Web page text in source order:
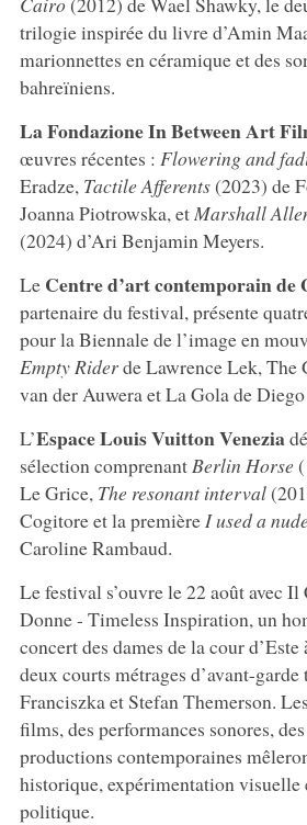
trilogie inspirée du livre d’Amin
marionnettes en céramique et des
bahreïniens.
La Fondazione In Between Art
œuvres récentes : Flowering and
Eradze, Tactile Afferents(2023) de
Joanna Piotrowska, et Marshall
(2024) d’Ari Benjamin Meyers.
Le Centre d’art contemporain de
partenaire du festival, présente
pour la Biennale de l’image en
Empty Riderde Lawrence Lek, The
van der Auwera et La Gola de
L’Espace Louis Vuitton Venezia
sélection comprenant Berlin Horse
Le Grice, The resonant interval
Cogitore et la premièreI used a
Caroline Rambaud.
Le festival s’ouvre le 22 août avec
Donne - Timeless Inspiration, un
concert des dames de la cour
deux courts métrages d’avant-garde
Franciszka et Stefan Themerson.
films, des performances sonores,
productions contemporaines
historique, expérimentation visuelle
politique.